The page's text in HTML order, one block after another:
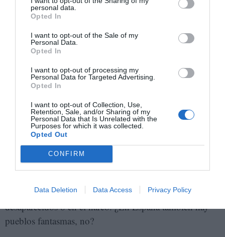
personal data.
Opted In
I want to opt-out of the Sale of my
Personal Data.
Opted In
I want to opt-out of processing my
Personal Data for Targeted Advertising.
Opted In
I want to opt-out of Collection, Use,
Retention, Sale, and/or Sharing of my
Personal Data that Is Unrelated with the
Purposes for which it was collected.
Opted Out
CONFIRM
Data Deletion Data Access Privacy Policy
La violencia en México es como
una ruleta rusa, te puede pillar en
cualquier lugar
- Por supuesto. Hay demasiada gente en la cárcel en
todo el mundo por el narco. Pero en México surgirían
otros problemas, porque ¿qué haces con toda esa gente
que se dedica al narco? Hay demasiadas armas. En el
mayor, porque los jóvenes o están en Estados Unidos,
desaparecidos o en el narco. ¿En España también hay
pueblos fantasmas, no?